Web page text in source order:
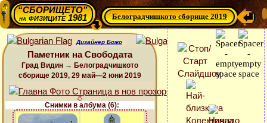
“СБОРИЩЕТО”
нафизиците 1981 Белоградчишкото сборище 2019
Дизайнер Божо
Паметник на Свободата
Град Видин → Белоградчишкото
сборище 2019, 29 май—2 юни 2019
Снимки в албума (6):